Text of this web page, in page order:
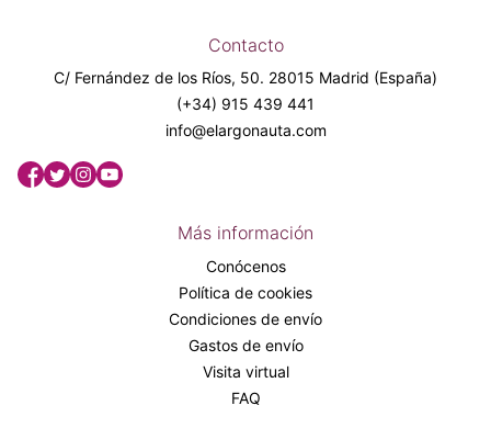
Contacto
C/ Fernández de los Ríos, 50. 28015 Madrid (España)
(+34) 915 439 441
info@elargonauta.com
Más información
Conócenos
Política de cookies
Condiciones de envío
Gastos de envío
Visita virtual
FAQ